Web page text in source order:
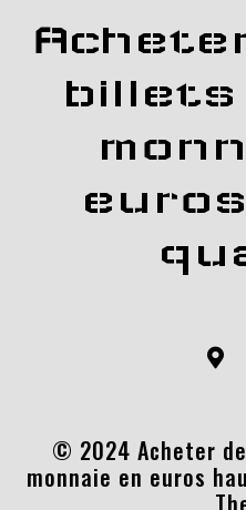
© 2024 Acheter
monnaie en euros